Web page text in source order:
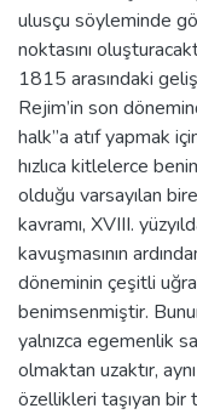
ulusçu söyleminde
noktasını
1815 arasındaki
Rejim’in son
halk”a atıf yapmak
hızlıca kitlelerce
olduğu varsayılan
kavramı, XVIII.
kavuşmasının
döneminin çeşitli
benimsenmiştir.
yalnızca egemenlik
olmaktan uzaktır,
özellikleri taşıyan